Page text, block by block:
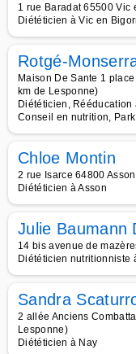
1 rue Baradat 65500 Vic
Diététicien à Vic en
Rotgé-
Maison De Sante 1
km de Lesponne)
Diététicien,
Conseil en nutrition, Park
Chloe Montin
2 rue Isarce 64800
Diététicien à Asson
Julie Baumann
14 bis avenue de
Diététicien nutritionniste
Sandra
2 allée Anciens
Lesponne)
Diététicien à Nay